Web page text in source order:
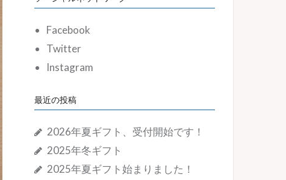
Facebook
Twitter
Instagram
最近の投稿
2026年夏ギフト、受付開始です！
2025年冬ギフト
2025年夏ギフト始まりました！